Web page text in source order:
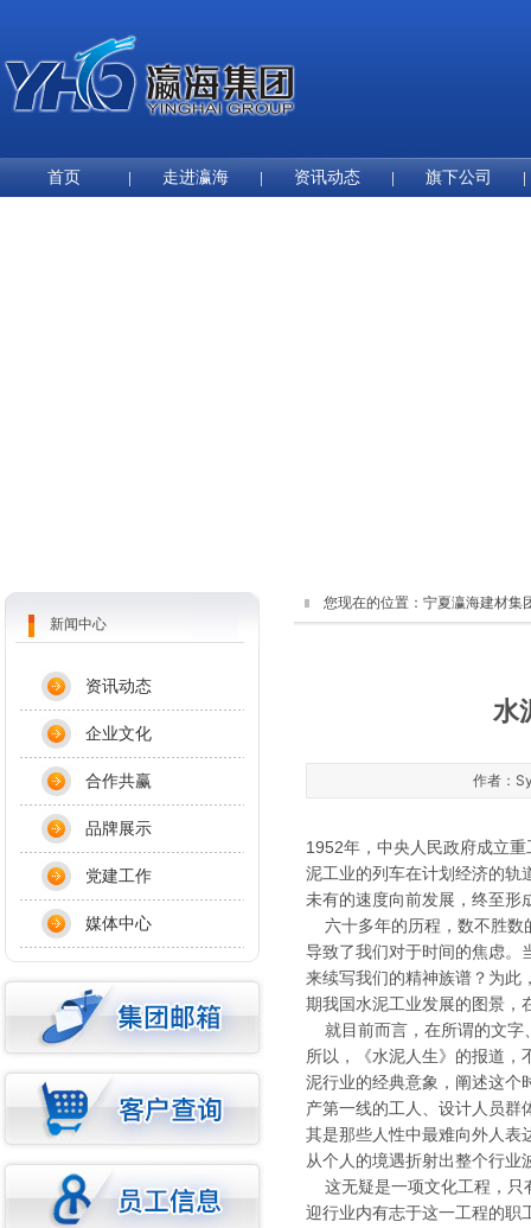
首页 走进瀛海 资讯动态 旗下公司
您现在的位置： 宁夏瀛海建材集
水
作者：
1952年，中央人民政府成立
泥工业的列车在计划经济的轨
未有的速度向前发展，终至形
六十多年的历程，数不胜数
导致了我们对于时间的焦虑。
来续写我们的精神族谱？为此
期我国水泥工业发展的图景，
就目前而言，在所谓的文字
所以，《水泥人生》的报道，
泥行业的经典意象，阐述这个
产第一线的工人、设计人员群
其是那些人性中最难向外人表
从个人的境遇折射出整个行业
这无疑是一项文化工程，只
迎行业内有志于这一工程的职
新闻中心
资讯动态
企业文化
合作共赢
品牌展示
党建工作
媒体中心